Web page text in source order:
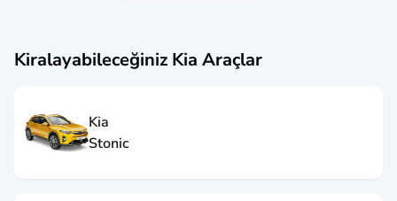
Kiralayabileceğiniz Kia Araçlar
Kia
Stonic